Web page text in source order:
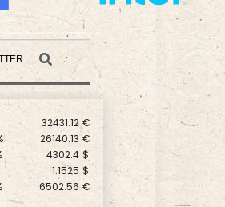
Anzeige
32431.12 €
26140.13 €
4302.4 $
1.1525 $
6502.56 €
4000.99 €